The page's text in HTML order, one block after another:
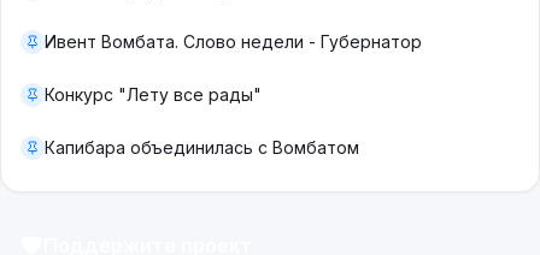
Ивент Вомбата. Слово недели - Губернатор
Конкурс "Лету все рады"
Капибара объединилась с Вомбатом